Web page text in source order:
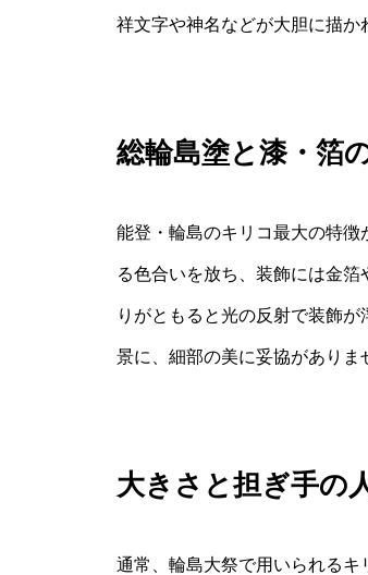
祥文字や神名などが大胆に描か
総輪島塗と漆・箔
能登・輪島のキリコ最大の特
る色合いを放ち、装飾には金
りがともると光の反射で装飾
景に、細部の美に妥協がありま
大きさと担ぎ手の
通常、輪島大祭で用いられるキ